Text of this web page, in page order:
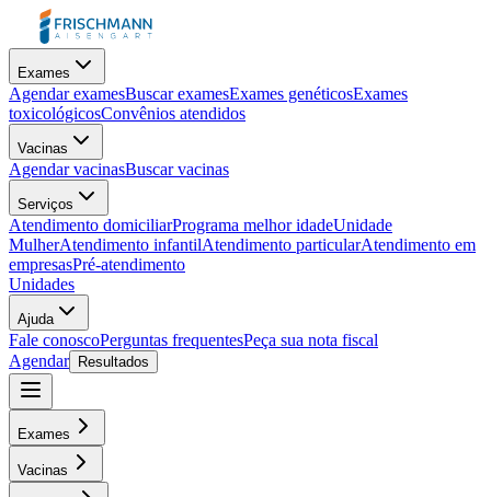
Exames
Agendar examesBuscar examesExames genéticosExames
toxicológicosConvênios atendidos
Vacinas
Agendar vacinasBuscar vacinas
Serviços
Atendimento domiciliarPrograma melhor idadeUnidade
MulherAtendimento infantilAtendimento particularAtendimento em
empresasPré-atendimento
Unidades
Ajuda
Fale conoscoPerguntas frequentesPeça sua nota fiscal
Agendar
Resultados
Exames
Vacinas